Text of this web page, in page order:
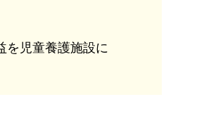
児童養護施設に